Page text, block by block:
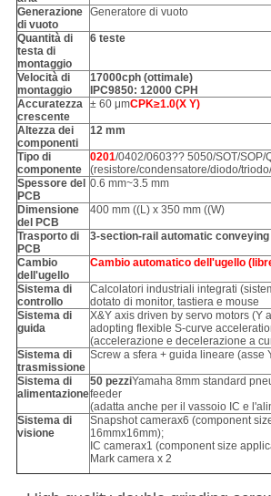
Generazione
di vuoto
Generatore di vuoto
Quantità di
testa di
montaggio
6 teste
Velocità di
montaggio
17000cph (ottimale)
IPC9850: 12000 CPH
Accuratezza
crescente
± 60 μmCPK≥1.0(X Y)
Altezza dei
componenti
12 mm
Tipo di
componente
0201/0402/0603?? 5050/SOT/SOP/
(resistore/condensatore/diodo/
Spessore del
PCB
0.6 mm~3.5 mm
Dimensione
del PCB
400 mm ((L) x 350 mm ((W)
Trasporto di
PCB
3-section-rail automatic conveying
Cambio
dell'ugello
Cambio automatico dell'ugello
Sistema di
controllo
Calcolatori industriali integrati
dotato di monitor, tastiera e mouse
Sistema di
guida
X&Y axis driven by servo motors (Y
adopting flexible S-curve
(accelerazione e decelerazione a
Sistema di
trasmissione
Screw a sfera + guida lineare (asse
Sistema di
alimentazione
50 pezziYamaha 8mm standard
feeder
(adatta anche per il vassoio IC e
Sistema di
visione
Snapshot camerax6 (component
16mmx16mm);
IC camerax1 (component size
Mark camera x 2